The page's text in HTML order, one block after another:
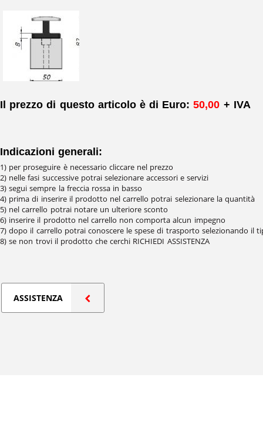
Il prezzo di questo articolo è di Euro:50,00 + IVA
Indicazioni generali:
1) per proseguire è necessario cliccare nel prezzo
2) nelle fasi successive potrai selezionare accessori e servizi
3) segui sempre la freccia rossa in basso
4) prima di inserire il prodotto nel carrello potrai selezionare la quantità
5) nel carrello potrai notare un ulteriore sconto
6) inserire il prodotto nel carrello non comporta alcun impegno
7) dopo il carrello potrai conoscere le spese di trasporto selezionando il
8) se non trovi il prodotto che cerchi RICHIEDI ASSISTENZA
ASSISTENZA